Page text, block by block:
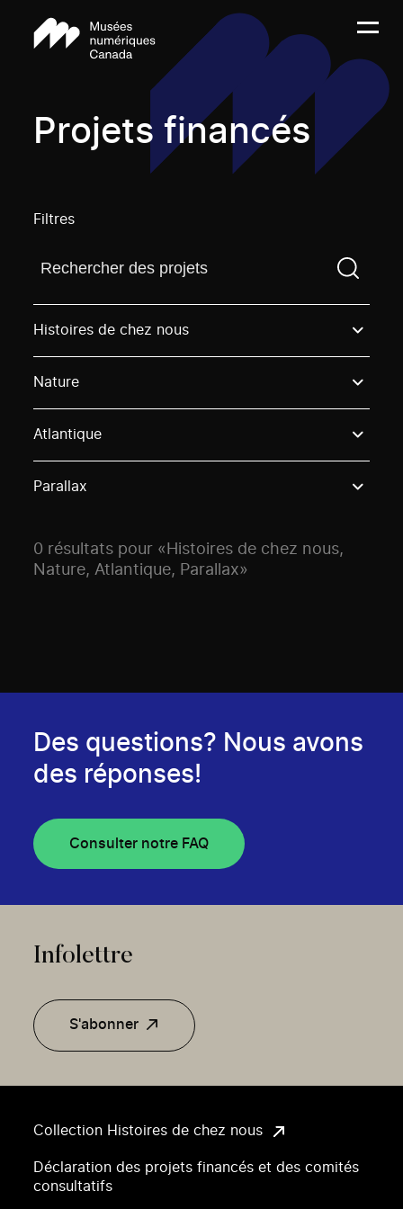
Projets financés
Filtres
Trouvez un projetVous devez saisir un terme de
Histoires de chez nous
Nature
Atlantique
Parallax
0 résultats pour «Histoires de chez nous,
Nature, Atlantique, Parallax»
Collection Histoires de chez nous
Déclaration des projets financés et des comités
consultatifs
Des questions? Nous avons
des réponses!
Consulter notre FAQ
Infolettre
S'abonner